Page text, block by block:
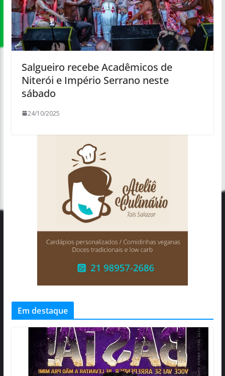
Salgueiro recebe Acadêmicos de
Niterói e Império Serrano neste
sábado
24/10/2025
Em destaque